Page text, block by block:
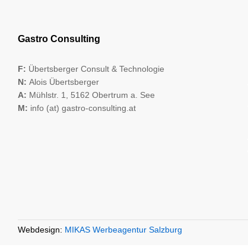
Gastro Consulting
F: Übertsberger Consult & Technologie
N: Alois Übertsberger
A: Mühlstr. 1, 5162 Obertrum a. See
M: info (at) gastro-consulting.at
Webdesign: MIKAS Werbeagentur Salzburg